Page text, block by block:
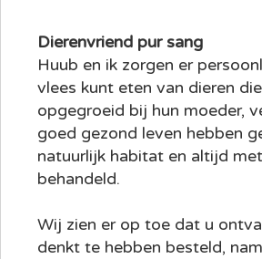
Dierenvriend pur sang
Huub en ik zorgen er
vlees kunt eten van dieren
opgegroeid bij hun moeder,
goed gezond leven hebben
natuurlijk habitat en altijd
behandeld.
Wij zien er op toe dat u
denkt te hebben besteld,